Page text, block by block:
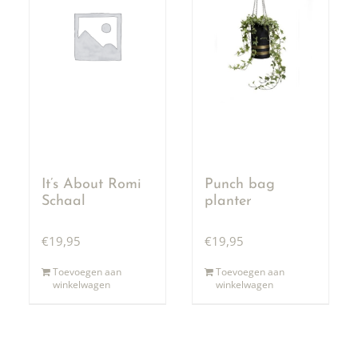
It’s About Romi
Schaal
€19,95
Toevoegen aan
winkelwagen
Punch bag
planter
€19,95
Toevoegen aan
winkelwagen